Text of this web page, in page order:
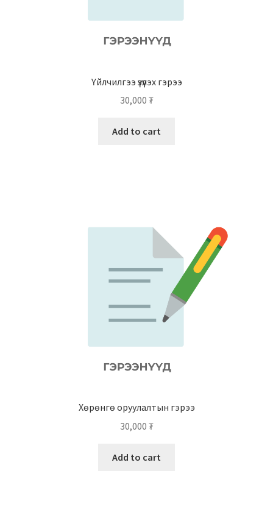
Үйлчилгээ үзүүлэх гэрээ
30,000 ₮
Add to cart
Хөрөнгө оруулалтын гэрээ
30,000 ₮
Add to cart